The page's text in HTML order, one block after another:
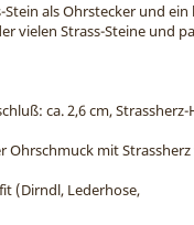
als Ohrstecker und ein
vielen Strass-Steine und
ca. 2,6 cm, Strassherz-
Ohrschmuck mit Strassherz
(Dirndl, Lederhose,